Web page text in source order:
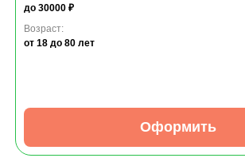
до 30000 ₽
Возраст:
от 18 до 80 лет
Оформить